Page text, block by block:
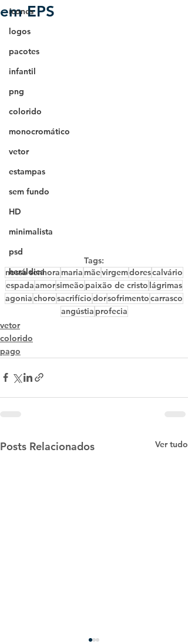
ícones
logos
pacotes
infantil
png
colorido
monocromático
vetor
estampas
sem fundo
HD
minimalista
psd
heráldica
em EPS
Tags:
nossa senhora maria mãevirgemdorescalvário
espadaamorsimeão paixão de cristo lágrimas
agoniachorosacrifíciodorsofrimentocarrasco
angústia profecia
vetor
colorido
pago
Posts Relacionados Ver tudo